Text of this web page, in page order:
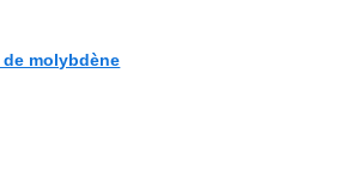
molybdène